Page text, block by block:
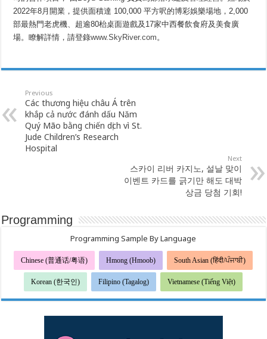
2022年8月開業，提供面積達 100,000 平方呎的博彩娛樂場地，2,000
部最熱門老虎機、超逾80枱桌面遊戲及17家中西餐飲食府及美食廣
場。瞭解詳情，請登錄www.SkyRiver.com。
Previous
Các thương hiệu châu Á trên
khắp cả nước đánh dấu Năm
Quý Mão bằng chiến dịch vì St.
Jude Children’s Research
Hospital
Next
스카이 리버 카지노, 설날 맞이
이벤트 카드를 긁기만 해도 대박
상금 당첨 기회!
Programming
Programming Sample By Language
Chinese (普通话/粤语) Hmong (Hmoob) South Asian (हिंदी/ਪੰਜਾਬੀ)
Korean (한국인) Filipino (Tagalog) Vietnamese (Tiếng Việt)